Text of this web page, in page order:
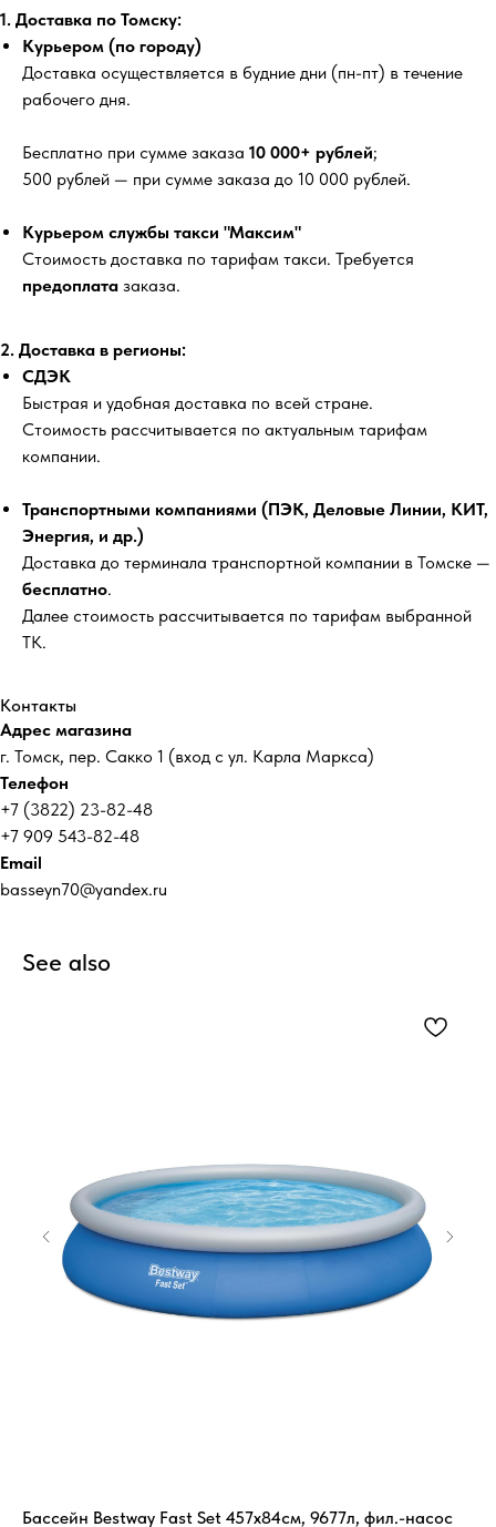
1. Доставка по Томску:
Курьером (по городу)
Доставка осуществляется в будние дни (пн-пт) в течение
рабочего дня.
Бесплатно при сумме заказа 10 000+ рублей;
500 рублей — при сумме заказа до 10 000 рублей.
Курьером службы такси "Максим"
Стоимость доставка по тарифам такси. Требуется
предоплата заказа.
2. Доставка в регионы:
СДЭК
Быстрая и удобная доставка по всей стране.
Стоимость рассчитывается по актуальным тарифам
компании.
Транспортными компаниями (ПЭК, Деловые Линии, КИТ,
Энергия, и др.)
Доставка до терминала транспортной компании в Томске —
бесплатно.
Далее стоимость рассчитывается по тарифам выбранной
ТК.
Контакты
Адрес магазина
г. Томск, пер. Сакко 1 (вход с ул. Карла Маркса)
Телефон
+7 (3822) 23-82-48
+7 909 543-82-48
Email
basseyn70@yandex.ru
See also
Бассейн Bestway Fast Set 457х84см, 9677л, фил.-насос